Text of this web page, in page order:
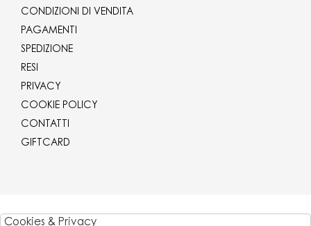
CONDIZIONI DI VENDITA
PAGAMENTI
SPEDIZIONE
RESI
PRIVACY
COOKIE POLICY
CONTATTI
GIFTCARD
Cookies & Privacy